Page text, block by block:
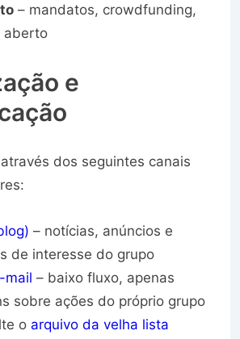
– mandatos, crowdfunding,
aberto
e
dos seguintes canais
– notícias, anúncios e
de interesse do grupo
mail – baixo fluxo, apenas
sobre ações do próprio grupo
o arquivo da velha lista